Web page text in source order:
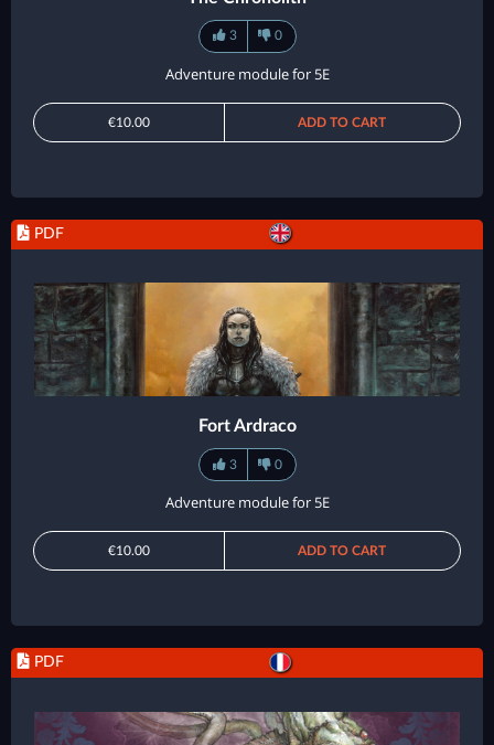
3 0
Adventure module for 5E
€10.00 ADD TO CART
PDF
Fort Ardraco
3 0
Adventure module for 5E
€10.00 ADD TO CART
PDF